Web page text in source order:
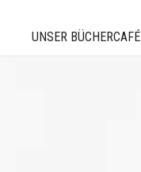
UNSER BÜCHERCAFÉ